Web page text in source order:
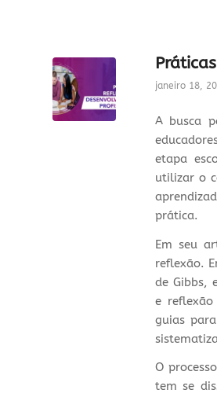
janeiro 18,
A busca
etapa
utilizar o
prática.
Em seu
reflexão.
de Gibbs,
e
guias
O
tem se